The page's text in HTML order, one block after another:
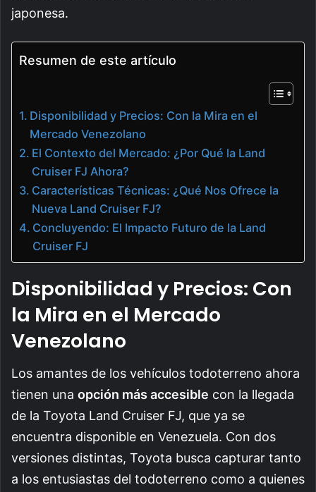
japonesa.
Resumen de este artículo
Disponibilidad y Precios: Con la Mira en el
Mercado Venezolano
El Contexto del Mercado: ¿Por Qué la Land
Cruiser FJ Ahora?
Características Técnicas: ¿Qué Nos Ofrece la
Nueva Land Cruiser FJ?
Concluyendo: El Impacto Futuro de la Land
Cruiser FJ
Disponibilidad y Precios: Con
la Mira en el Mercado
Venezolano
Los amantes de los vehículos todoterreno ahora
tienen una opción más accesible con la llegada
de la Toyota Land Cruiser FJ, que ya se
encuentra disponible en Venezuela. Con dos
versiones distintas, Toyota busca capturar tanto
a los entusiastas del todoterreno como a quienes